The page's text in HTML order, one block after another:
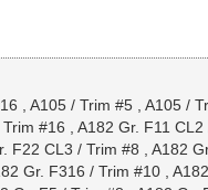
A105 / Trim #5, A105 /
#16 A182 Gr. F11
F22 CL3 / Trim #8
A182
Gr. F316 / Trim #10,